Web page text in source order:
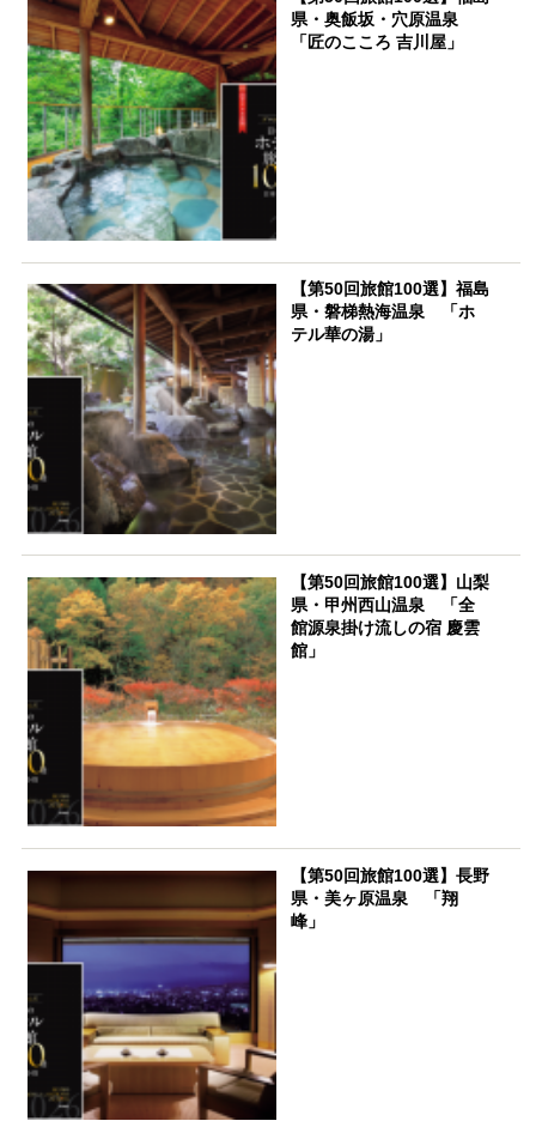
県・奥飯坂・穴原温泉
「匠のこころ 吉川屋」
【第50回旅館100選】福島
県・磐梯熱海温泉 「ホ
テル華の湯」
【第50回旅館100選】山梨
県・甲州西山温泉 「全
館源泉掛け流しの宿 慶雲
館」
【第50回旅館100選】長野
県・美ヶ原温泉 「翔
峰」